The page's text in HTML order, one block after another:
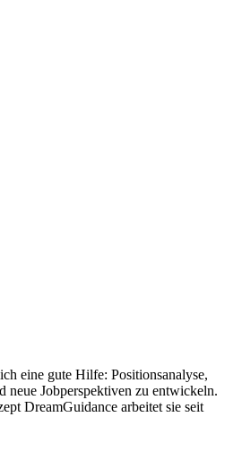
eine gute Hilfe: Positionsanalyse,
neue Jobperspektiven zu entwickeln.
DreamGuidance arbeitet sie seit